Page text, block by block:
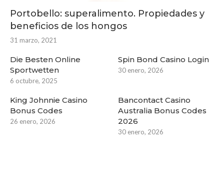
Portobello: superalimento. Propiedades y
beneficios de los hongos
31 marzo, 2021
Die Besten Online
Sportwetten
6 octubre, 2025
Spin Bond Casino Login
30 enero, 2026
King Johnnie Casino
Bonus Codes
26 enero, 2026
Bancontact Casino
Australia Bonus Codes
2026
30 enero, 2026